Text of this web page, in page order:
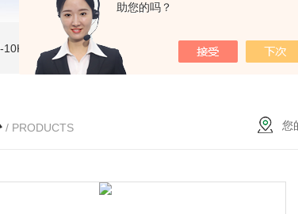
助您的吗？
高压兆欧表 5000V数字高压兆欧表 CS2077型CS2077高压兆欧
/ PRODUCTS 您